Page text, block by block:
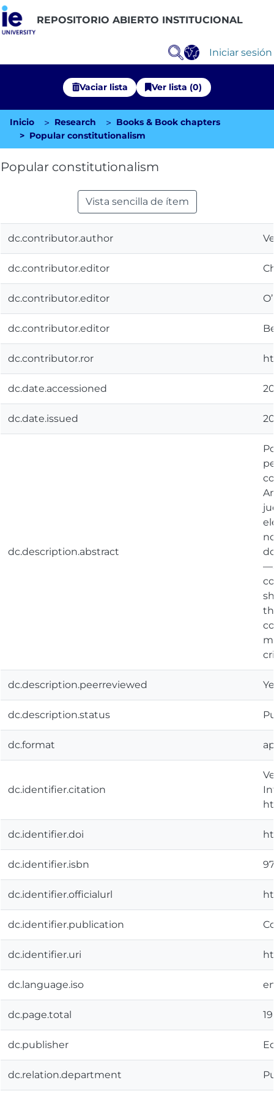
REPOSITORIO ABIERTO INSTITUCIONAL
Iniciar sesión
Vaciar lista Ver lista (0)
Comunidades
Explorar Repositorio
Inicio Research
Books & Book chapters
Popular constitutionalism
Popular constitutionalism
Vista sencilla de ítem
dc.contributor.author
dc.contributor.editor
dc.contributor.editor
dc.contributor.editor
dc.contributor.ror
dc.date.accessioned
dc.date.issued
dc.description.abstract
dc.description.peerreviewed
dc.description.status
dc.format
dc.identifier.citation
dc.identifier.doi
dc.identifier.isbn
dc.identifier.officialurl
dc.identifier.publication
dc.identifier.uri
dc.language.iso
dc.page.total 19
dc.publisher
dc.relation.department